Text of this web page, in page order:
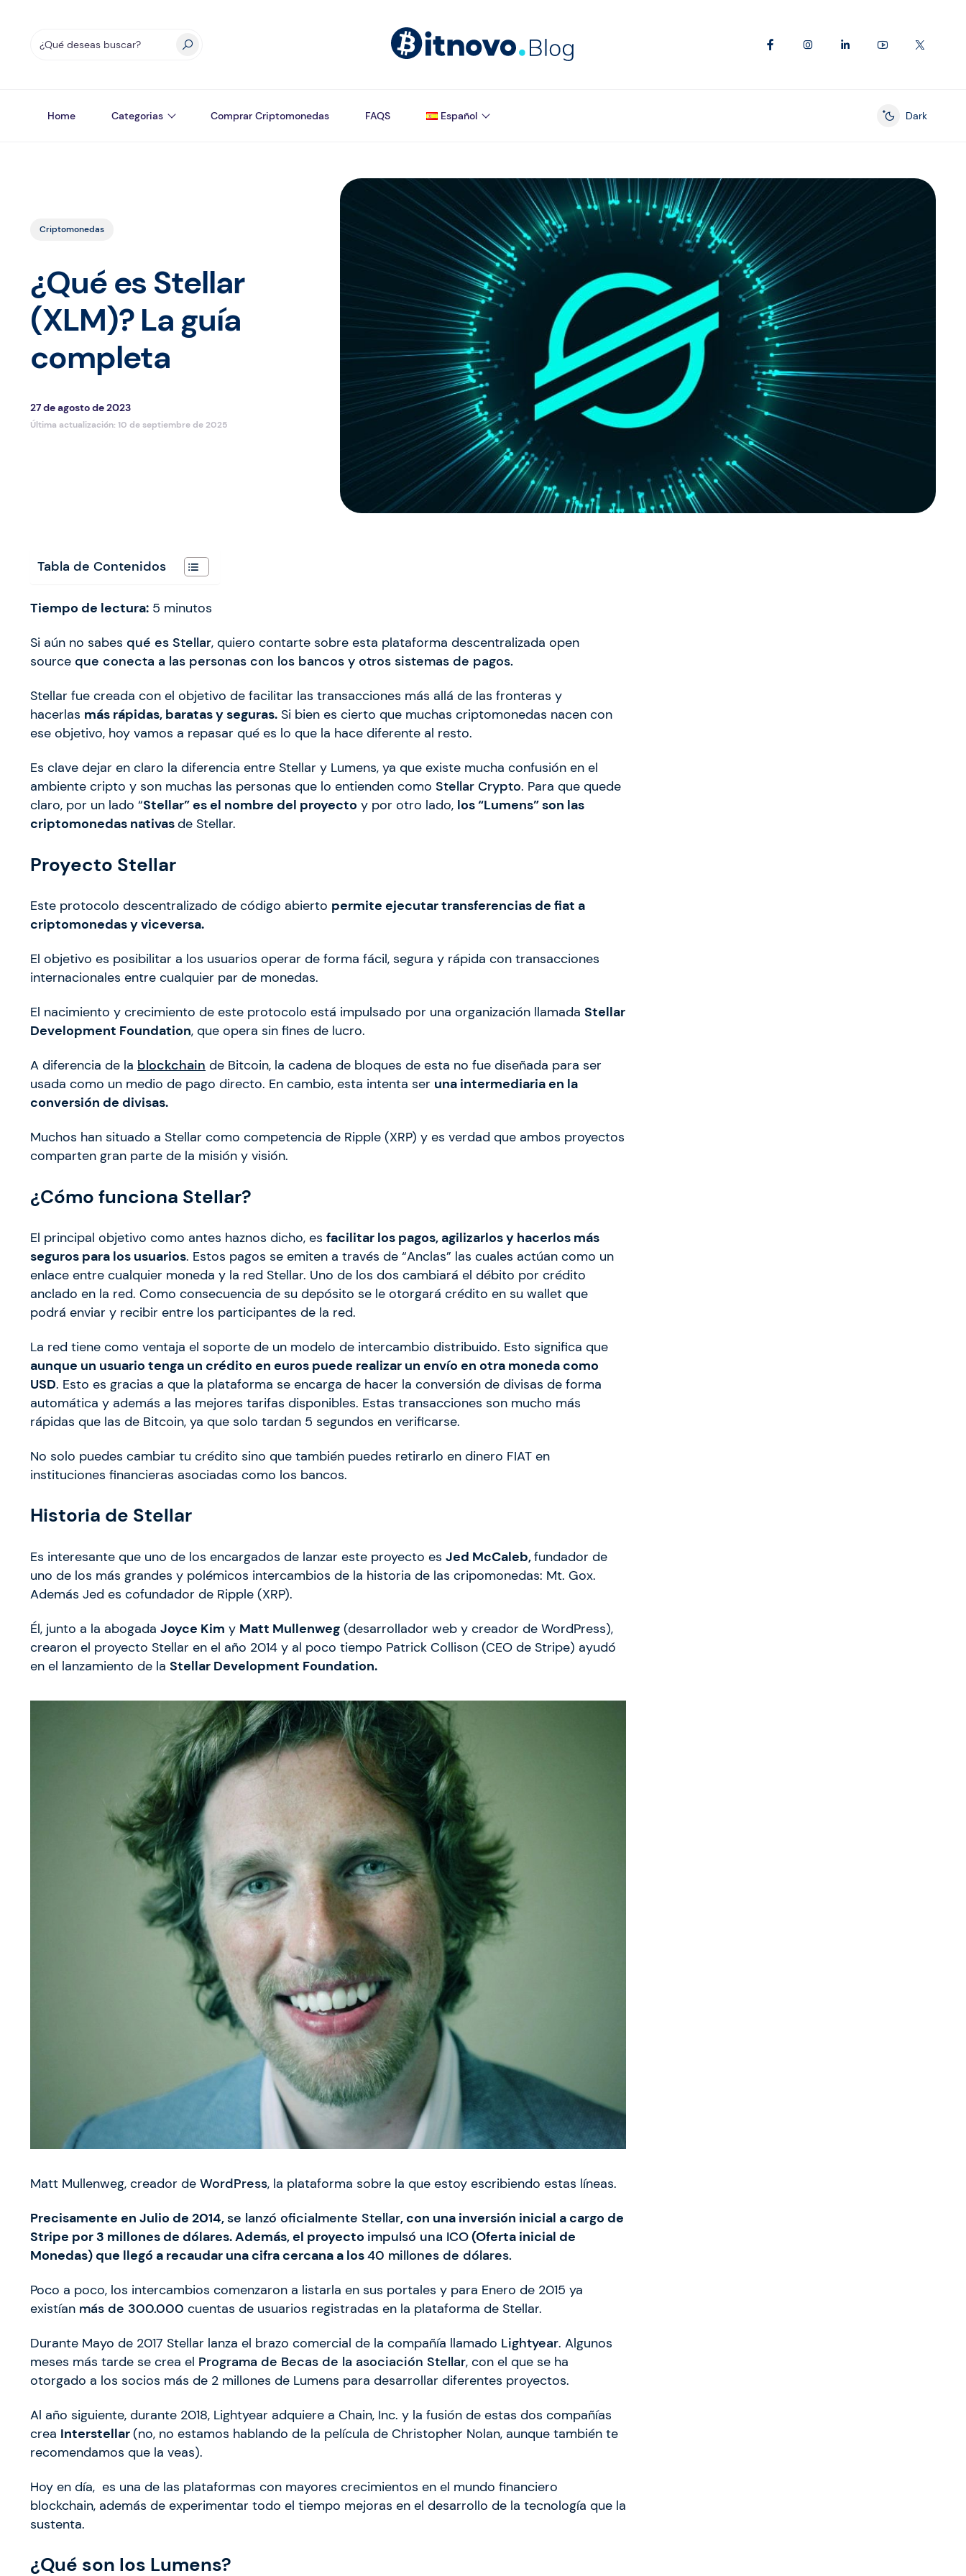
Home Categorias Comprar Criptomonedas FAQS Español
Enable dark
Dark
Criptomonedas
¿Qué es Stellar
(XLM)? La guía
completa
27 de agosto de 2023
Última actualización: 10 de septiembre de 2025
Tabla de Contenidos
Tiempo de lectura: 5 minutos
Si aún no sabes qué es Stellar, quiero contarte sobre esta plataforma descentralizada open
source que conecta a las personas con los bancos y otros sistemas de pagos.
Stellar fue creada con el objetivo de facilitar las transacciones más allá de las fronteras y
hacerlas más rápidas, baratas y seguras. Si bien es cierto que muchas criptomonedas nacen con
ese objetivo, hoy vamos a repasar qué es lo que la hace diferente al resto.
Es clave dejar en claro la diferencia entre Stellar y Lumens, ya que existe mucha confusión en el
ambiente cripto y son muchas las personas que lo entienden como Stellar Crypto. Para que quede
claro, por un lado “Stellar” es el nombre del proyecto y por otro lado, los “Lumens” son las
criptomonedas nativasde Stellar.
Proyecto Stellar
Este protocolo descentralizado de código abierto permite ejecutar transferencias de fiat a
criptomonedas y viceversa.
El objetivo es posibilitar a los usuarios operar de forma fácil, segura y rápida con transacciones
internacionales entre cualquier par de monedas.
El nacimiento y crecimiento de este protocolo está impulsado por una organización llamada Stellar
Development Foundation, que opera sin fines de lucro.
A diferencia de la blockchain de Bitcoin, la cadena de bloques de esta no fue diseñada para ser
usada como un medio de pago directo. En cambio, esta intenta ser una intermediaria en la
conversión de divisas.
Muchos han situado a Stellar como competencia de Ripple (XRP) y es verdad que ambos proyectos
comparten gran parte de la misión y visión.
¿Cómo funciona Stellar?
El principal objetivo como antes haznos dicho, es facilitar los pagos, agilizarlos y hacerlos más
seguros para los usuarios. Estos pagos se emiten a través de “Anclas” las cuales actúan como un
enlace entre cualquier moneda y la red Stellar. Uno de los dos cambiará el débito por crédito
anclado en la red. Como consecuencia de su depósito se le otorgará crédito en su wallet que
podrá enviar y recibir entre los participantes de la red.
La red tiene como ventaja el soporte de un modelo de intercambio distribuido. Esto significa que
aunque un usuario tenga un crédito en euros puede realizar un envío en otra moneda como
USD. Esto es gracias a que la plataforma se encarga de hacer la conversión de divisas de forma
automática y además a las mejores tarifas disponibles. Estas transacciones son mucho más
rápidas que las de Bitcoin, ya que solo tardan 5 segundos en verificarse.
No solo puedes cambiar tu crédito sino que también puedes retirarlo en dinero FIAT en
instituciones financieras asociadas como los bancos.
Historia de Stellar
Es interesante que uno de los encargados de lanzar este proyecto es Jed McCaleb,fundador de
uno de los más grandes y polémicos intercambios de la historia de las cripomonedas: Mt. Gox.
Además Jed es cofundador de Ripple (XRP).
Él, junto a la abogada Joyce Kim y Matt Mullenweg (desarrollador web y creador de WordPress),
crearon el proyecto Stellar en el año 2014 y al poco tiempo Patrick Collison (CEO de Stripe) ayudó
en el lanzamiento de la Stellar Development Foundation.
Matt Mullenweg, creador de WordPress, la plataforma sobre la que estoy escribiendo estas líneas.
Precisamente en Julio de 2014,se lanzó oficialmente Stellar, con una inversión inicial a cargo de
Stripe por 3 millones de dólares. Además, el proyecto impulsó una ICO(Oferta inicial de
Monedas) que llegó a recaudar una cifra cercana a los40 millones de dólares.
Poco a poco, los intercambios comenzaron a listarla en sus portales y para Enero de 2015 ya
existían más de 300.000 cuentas de usuarios registradas en la plataforma de Stellar.
Durante Mayo de 2017 Stellar lanza el brazo comercial de la compañía llamado Lightyear. Algunos
meses más tarde se crea el Programa de Becas de la asociación Stellar, con el que se ha
otorgado a los socios más de 2 millones de Lumens para desarrollar diferentes proyectos.
Al año siguiente, durante 2018, Lightyear adquiere a Chain, Inc. y la fusión de estas dos compañías
crea Interstellar(no, no estamos hablando de la película de Christopher Nolan, aunque también te
recomendamos que la veas).
Hoy en día, es una de las plataformas con mayores crecimientos en el mundo financiero
blockchain, además de experimentar todo el tiempo mejoras en el desarrollo de la tecnología que la
sustenta.
¿Qué son los Lumens?